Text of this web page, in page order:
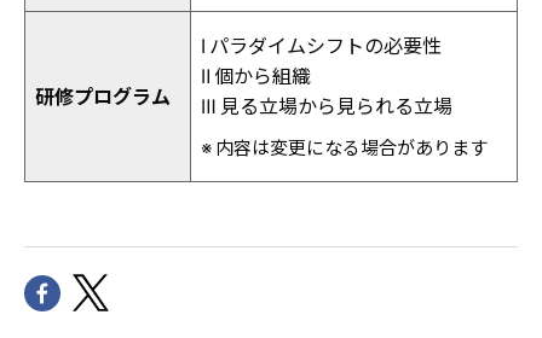
研修プログラム
Ⅰ パラダイムシフトの必要性
Ⅱ 個から組織
Ⅲ 見る立場から見られる立場
※ 内容は変更になる場合があります